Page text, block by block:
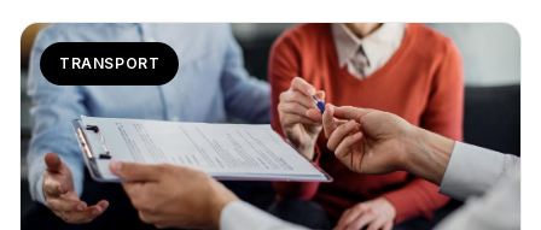
TRANSPORT